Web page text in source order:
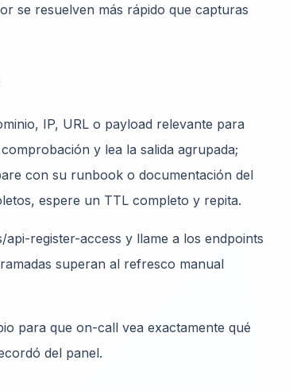
se resuelven más rápido que capturas
IP, URL o payload relevante para
y lea la salida agrupada;
con su runbook o documentación del
espere un TTL completo y repita.
register-access y llame a los endpoints
superan al refresco manual
para que on-call vea exactamente qué
del panel.